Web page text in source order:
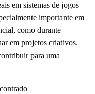
em sistemas de jogos
importante em
como durante
em projetos criativos.
para uma